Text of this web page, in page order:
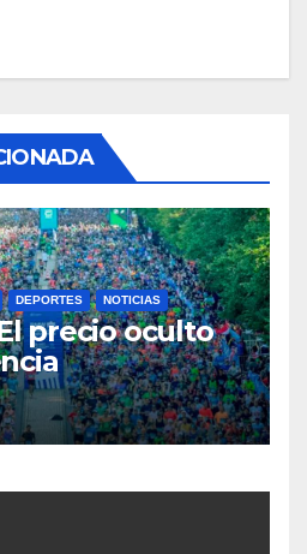
DEPORTES NOTICIAS
precio oculto